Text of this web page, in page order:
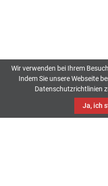
Wir verwenden bei Ihrem
Indem Sie unsere Webseite
Datenschutzrichtlinien
Ja, ich